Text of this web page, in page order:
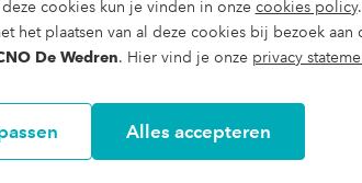
cookies kun je vinden in onze cookies policy
het plaatsen van al deze cookies bij bezoek aan
De Wedren. Hier vind je onze privacy
Alles accepteren
doe je
maken en wij